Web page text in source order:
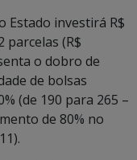
Estado investirá R$
parcelas (R$
o dobro de
de bolsas
(de 190 para 265 –
de 80% no